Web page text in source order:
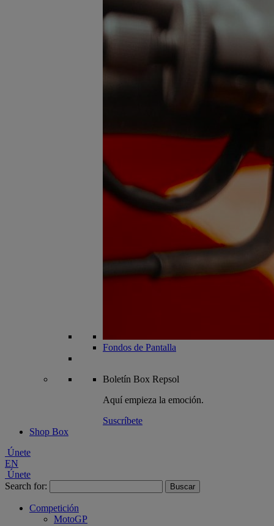
Fondos de Pantalla
Boletín Box Repsol
Aquí empieza la emoción.
Suscríbete
Shop Box
Únete
EN
Únete
Search for:
Competición
MotoGP